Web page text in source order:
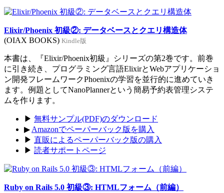
Elixir/Phoenix 初級②: データベースとクエリ構造体
(OIAX BOOKS) Kindle版
本書は、『Elixir/Phoenix初級』シリーズの第2巻です。前巻
に引き続き、プログラミング言語ElixirとWebアプリケーショ
ン開発フレームワークPhoenixの学習を並行的に進めていき
ます。例題としてNanoPlannerという簡易予約表管理システ
ムを作ります。
▶ 無料サンプル(PDF)のダウンロード
▶ Amazonでペーパーバック版を購入
▶ 直販によるペーパーバック版の購入
▶ 読者サポートページ
Ruby on Rails 5.0 初級③: HTMLフォーム（前編）